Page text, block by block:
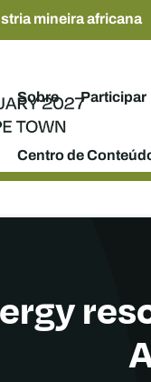
mineira africana
Sobre Participar
Centro de